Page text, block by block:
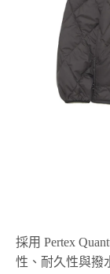
採用 Pertex
性、耐久性與撥